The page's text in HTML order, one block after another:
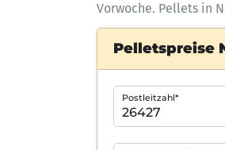
Vorwoche. Pellets in
Pelletspreise
Postleitzahl*